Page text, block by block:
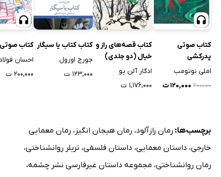
کتاب صوتی
پدرکشی
املی نوتومب
۲۰۰۰۰۰ ۱۲۰,۰۰۰ ت
کتاب قصه‌های راز و
خیال (دو جلدی)
ادگار آلن پو
۱,۱۷۶,۰۰۰ ت
کتاب کتاب یا سیگار
جورج اورول
۱۲۳,۰۰۰ ت
کتاب
احسان
۲۰۰,۰۰۰ ت
برچسب‌ها: رمان رازآلود، رمان هیجان انگیز ، رمان معمایی
خارجی، داستان معمایی، داستان فلسفی، تریلر روانشناختی،
رمان روانشناختی، مجموعه داستان غیرفارسی نشر چشمه،